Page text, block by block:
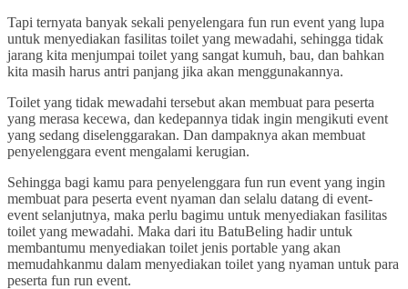
Tapi ternyata banyak sekali penyelengara fun run event yang lupa
untuk menyediakan fasilitas toilet yang mewadahi, sehingga tidak
jarang kita menjumpai toilet yang sangat kumuh, bau, dan bahkan
kita masih harus antri panjang jika akan menggunakannya.
Toilet yang tidak mewadahi tersebut akan membuat para peserta
yang merasa kecewa, dan kedepannya tidak ingin mengikuti event
yang sedang diselenggarakan. Dan dampaknya akan membuat
penyelenggara event mengalami kerugian.
Sehingga bagi kamu para penyelenggara fun run event yang ingin
membuat para peserta event nyaman dan selalu datang di event-
event selanjutnya, maka perlu bagimu untuk menyediakan fasilitas
toilet yang mewadahi. Maka dari itu BatuBeling hadir untuk
membantumu menyediakan toilet jenis portable yang akan
memudahkanmu dalam menyediakan toilet yang nyaman untuk para
peserta fun run event.